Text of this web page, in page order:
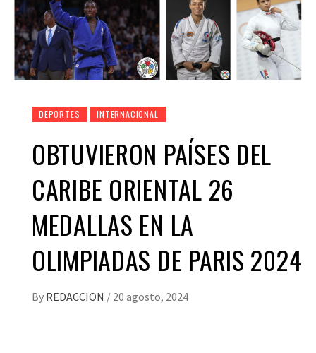
DEPORTES INTERNACIONAL
OBTUVIERON PAÍSES DEL
CARIBE ORIENTAL 26
MEDALLAS EN LA
OLIMPIADAS DE PARIS 2024
By REDACCION / 20 agosto, 2024